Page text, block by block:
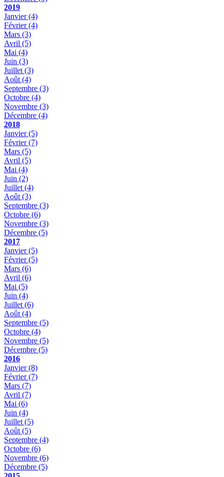
2019
Janvier(4)
Février(4)
Mars (3)
Avril (5)
Mai (4)
Juin (3)
Juillet (3)
Août (4)
Septembre (3)
Octobre (4)
Novembre (3)
Décembre (4)
2018
Janvier(5)
Février(7)
Mars (5)
Avril (5)
Mai (4)
Juin (2)
Juillet (4)
Août (3)
Septembre (3)
Octobre (6)
Novembre (3)
Décembre (5)
2017
Janvier(5)
Février(5)
Mars (6)
Avril (6)
Mai (5)
Juin (4)
Juillet (6)
Août (4)
Septembre (5)
Octobre (4)
Novembre (5)
Décembre (5)
2016
Janvier(8)
Février(7)
Mars (7)
Avril (7)
Mai (6)
Juin (4)
Juillet (5)
Août (5)
Septembre (4)
Octobre (6)
Novembre (6)
Décembre (5)